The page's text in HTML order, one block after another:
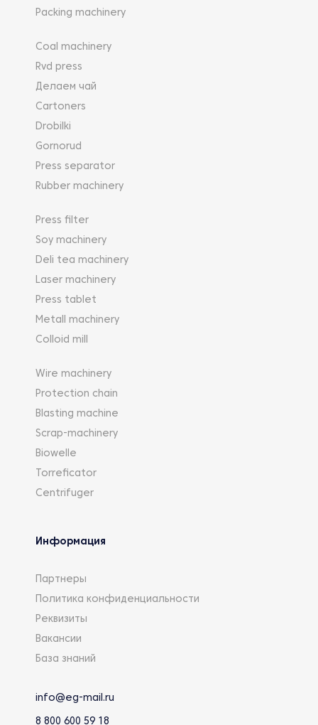
Packing machinery
Coal machinery
Rvd press
Делаем чай
Cartoners
Drobilki
Gornorud
Press separator
Rubber machinery
Press filter
Soy machinery
Deli tea machinery
Laser machinery
Press tablet
Metall machinery
Colloid mill
Wire machinery
Protection chain
Blasting machine
Scrap-machinery
Biowelle
Torreficator
Centrifuger
Информация
Партнеры
Политика конфиденциальности
Реквизиты
Вакансии
База знаний
info@eg-mail.ru
8 800 600 59 18